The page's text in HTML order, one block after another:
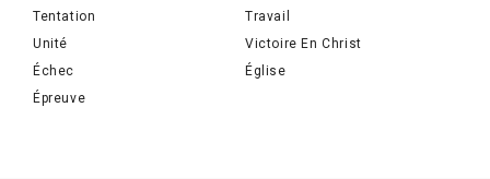
Tentation
Travail
Unité
Victoire En Christ
Échec
Église
Épreuve